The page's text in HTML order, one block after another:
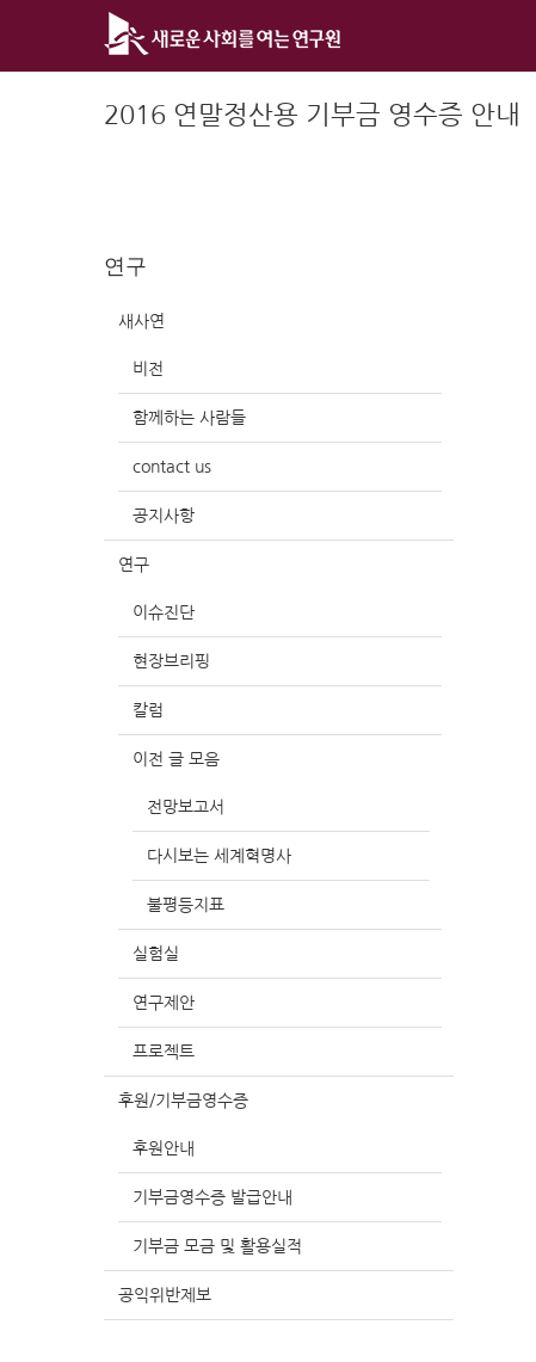
2016 연말정산용 기부금 영수증 안내
연구
새사연
비전
함께하는 사람들
contact us
공지사항
연구
이슈진단
현장브리핑
칼럼
이전 글 모음
전망보고서
다시보는 세계혁명사
불평등지표
실험실
연구제안
프로젝트
후원/기부금영수증
후원안내
기부금영수증 발급안내
기부금 모금 및 활용실적
공익위반제보